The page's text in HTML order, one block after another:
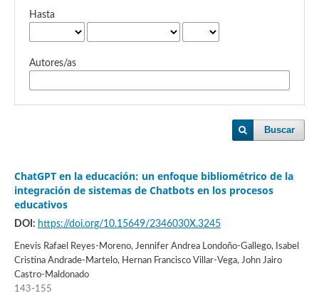
Hasta
Autores/as
Buscar
ChatGPT en la educación: un enfoque bibliométrico de la
integración de sistemas de Chatbots en los procesos
educativos
DOI: https://doi.org/10.15649/2346030X.3245
Enevis Rafael Reyes-Moreno, Jennifer Andrea Londoño-Gallego, Isabel
Cristina Andrade-Martelo, Hernan Francisco Villar-Vega, John Jairo
Castro-Maldonado
143-155